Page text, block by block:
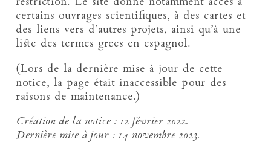
certains ouvrages scientifiques, à des cartes et
des liens vers d’autres projets, ainsi qu’à une
liste des termes grecs en espagnol.
(Lors de la dernière mise à jour de cette
notice, la page était inaccessible pour des
raisons de maintenance.)
Création de la notice :12 février 2022.
Dernière mise à jour :14 novembre 2023.